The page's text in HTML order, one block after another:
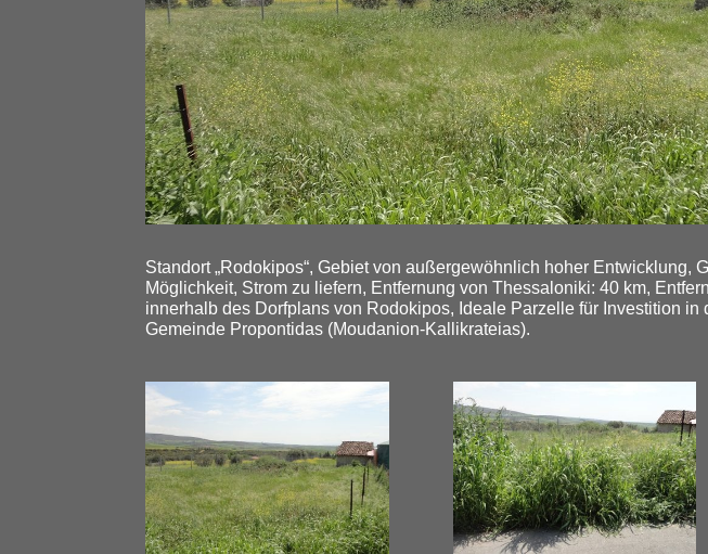
Standort „Rodokipos“, Gebiet von außergewöhnlich hoher
Möglichkeit, Strom zu liefern, Entfernung von Thessaloniki: 40 km,
innerhalb des Dorfplans von Rodokipos, Ideale Parzelle für Investition
Gemeinde Propontidas (Moudanion-Kallikrateias).